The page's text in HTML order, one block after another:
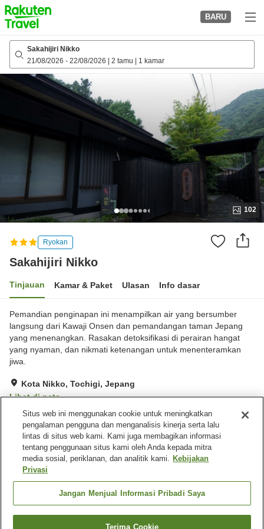
to
top
page
BARU
Sakahijiri Nikko
21/08/2026 - 22/08/2026 2 tamu 1 kamar
102
Ryokan
Sakahijiri Nikko
Tinjauan Kamar & Paket Ulasan Info dasar
Pemandian penginapan ini menampilkan air yang bersumber
langsung dari Kawaji Onsen dan pemandangan taman Jepang
yang menenangkan. Rasakan detoksifikasi di perairan hangat
yang nyaman, dan nikmati ketenangan untuk menenteramkan
jiwa.
Kota Nikko, Tochigi, Jepang
Lihat di peta
Sangat baik Ulasan: 153
Fasilitas properti
Pemandian udara terbuka
Pemandian besar (air
Situs web ini menggunakan cookie untuk meningkatkan
pengalaman pengguna dan menganalisis kinerja serta lalu
lintas di situs web kami. Kami juga membagikan informasi
tentang penggunaan situs kami oleh Anda kepada mitra
media sosial, periklanan, dan analitik kami. Kebijakan
Privasi
Jangan Menjual Informasi Pribadi Saya
Terima Cookie